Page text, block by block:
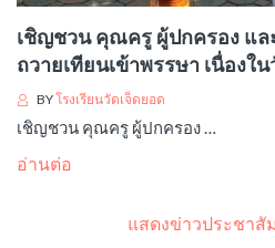
เชิญชวน คุณครู ผู้ปกครอง แล
ถวายเทียนเข้าพรรษา เนื่องใ
BYโรงเรียนวัดเจ็ดยอด
เชิญชวน คุณครู ผู้ปกครอง …
อ่านต่อ
แสดงข่าวประชา